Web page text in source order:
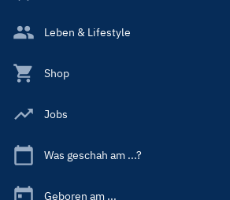
Leben & Lifestyle
Shop
Jobs
Was geschah am ...?
Geboren am ...